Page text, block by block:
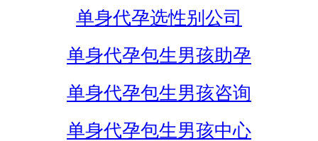
单身代孕选性别公司
单身代孕包生男孩助孕
单身代孕包生男孩咨询
单身代孕包生男孩中心